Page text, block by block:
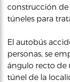
construcción de
túneles para
El autobús
personas, se
ángulo recto de
túnel de la